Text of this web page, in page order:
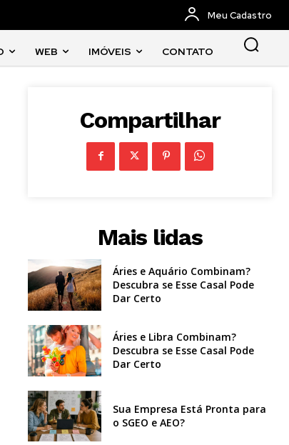
Meu Cadastro
WEB IMÓVEIS CONTATO
Compartilhar
Mais lidas
Áries e Aquário Combinam?
Descubra se Esse Casal Pode
Dar Certo
Áries e Libra Combinam?
Descubra se Esse Casal Pode
Dar Certo
Sua Empresa Está Pronta para
o SGEO e AEO?